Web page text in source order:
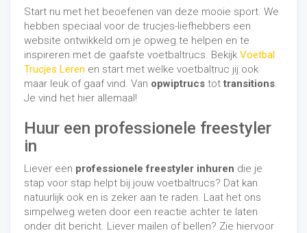
Start nu met het beoefenen van deze mooie sport. We
hebben speciaal voor de trucjes-liefhebbers een
website ontwikkeld om je opweg te helpen en te
inspireren met de gaafste voetbaltrucs. Bekijk Voetbal
Trucjes Leren en start met welke voetbaltruc jij ook
maar leuk of gaaf vind. Van opwiptrucs tot transitions.
Je vind het hier allemaal!
Huur een professionele freestyler
in
Liever een professionele freestyler inhuren die je
stap voor stap helpt bij jouw voetbaltrucs? Dat kan
natuurlijk ook en is zeker aan te raden. Laat het ons
simpelweg weten door een reactie achter te laten
onder dit bericht. Liever mailen of bellen? Zie hiervoor